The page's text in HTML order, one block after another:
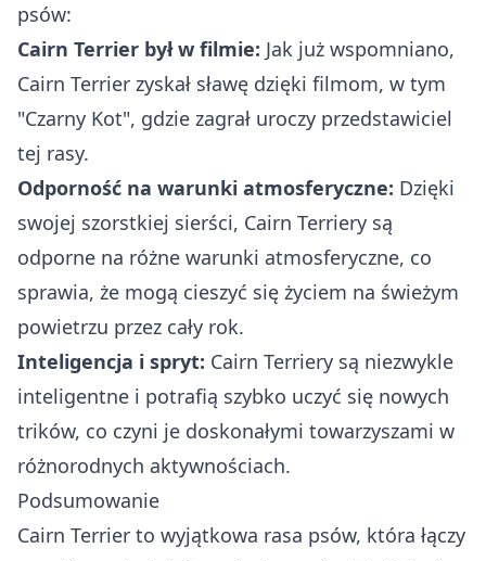
psów:
Cairn Terrier był w filmie: Jak już wspomniano,
Cairn Terrier zyskał sławę dzięki filmom, w tym
"Czarny Kot", gdzie zagrał uroczy przedstawiciel
tej rasy.
Odporność na warunki atmosferyczne: Dzięki
swojej szorstkiej sierści, Cairn Terriery są
odporne na różne warunki atmosferyczne, co
sprawia, że mogą cieszyć się życiem na świeżym
powietrzu przez cały rok.
Inteligencja i spryt: Cairn Terriery są niezwykle
inteligentne i potrafią szybko uczyć się nowych
trików, co czyni je doskonałymi towarzyszami w
różnorodnych aktywnościach.
Podsumowanie
Cairn Terrier to wyjątkowa rasa psów, która łączy